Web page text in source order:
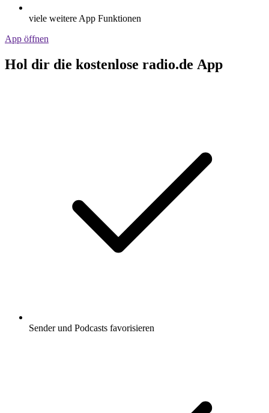
viele weitere App Funktionen
App öffnen
Hol dir die kostenlose radio.de App
Sender und Podcasts favorisieren